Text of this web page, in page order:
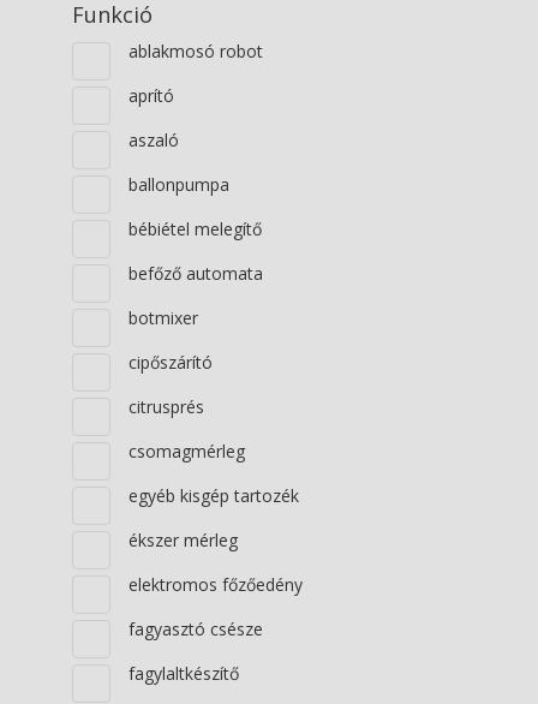
Funkció
ablakmosó robot
aprító
aszaló
ballonpumpa
bébiétel melegítő
befőző automata
botmixer
cipőszárító
citrusprés
csomagmérleg
egyéb kisgép tartozék
ékszer mérleg
elektromos főzőedény
fagyasztó csésze
fagylaltkészítő